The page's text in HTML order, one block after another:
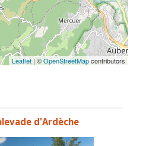
Leaflet| ©OpenStreetMapcontributors
d'Ardèche